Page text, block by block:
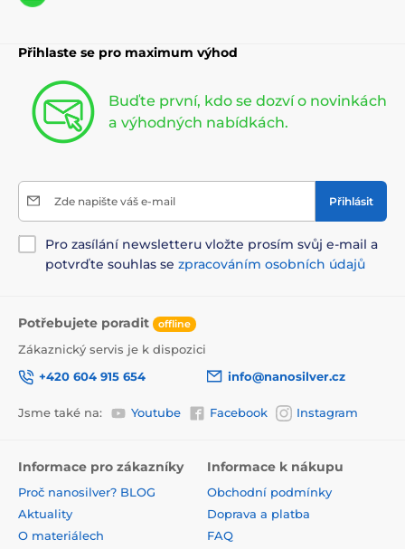
Přihlaste se pro maximum výhod
Buďte první, kdo se dozví o novinkách
a výhodných nabídkách.
Zde napište váš e-mail Přihlásit
Pro zasílání newsletteru vložte prosím svůj e-mail a
potvrďte souhlas se zpracováním osobních údajů
Potřebujete poradit offline
Zákaznický servis je k dispozici
+420 604 915 654
info@nanosilver.cz
Jsme také na: Youtube Facebook Instagram
Informace pro zákazníky
Proč nanosilver? BLOG
Aktuality
O materiálech
Informace k nákupu
Obchodní podmínky
Doprava a platba
FAQ